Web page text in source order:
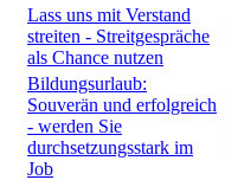
Lass uns mit Verstand
streiten - Streitgespräche
als Chance nutzen
Bildungsurlaub:
Souverän und erfolgreich
- werden Sie
durchsetzungsstark im
Job